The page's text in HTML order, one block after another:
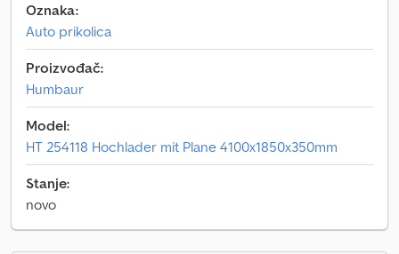
Oznaka:
Auto prikolica
Proizvođač:
Humbaur
Model:
HT 254118 Hochlader mit Plane 4100x1850x350mm
Stanje:
novo